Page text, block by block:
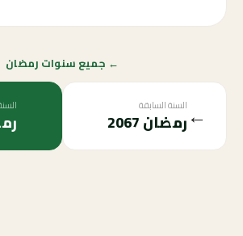
← جميع سنوات رمضان
← السنة السابقة
رمضان2067